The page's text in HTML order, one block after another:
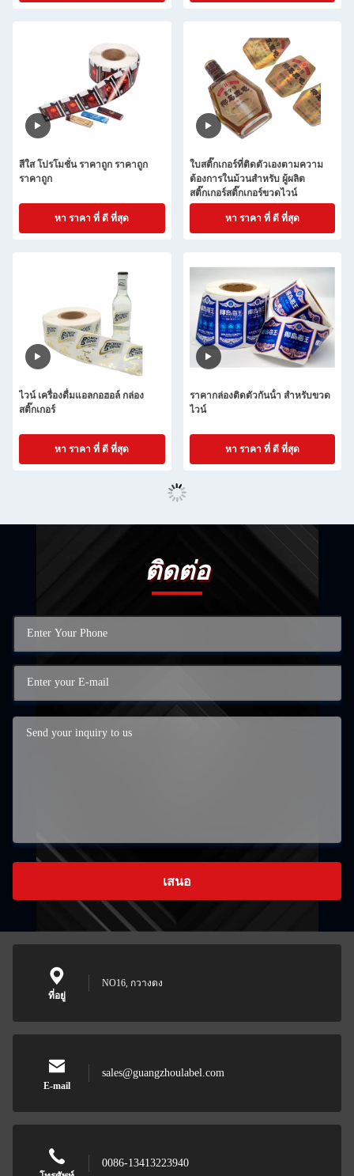
สีใส โปรโมชั่น ราคาถูก ราคาถูก
ราคาถูก
หา ราคา ที่ ดี ที่สุด
ใบสติ๊กเกอร์ที่ติดตัวเองตามความ
ต้องการในม้วนสําหรับ ผู้ผลิต
สติ๊กเกอร์สติ๊กเกอร์ขวดไวน์
หา ราคา ที่ ดี ที่สุด
ไวน์ เครื่องดื่มแอลกอฮอล์ กล่อง
สติ๊กเกอร์
หา ราคา ที่ ดี ที่สุด
ราคากล่องติดตัวกันน้ํา สําหรับขวด
ไวน์
หา ราคา ที่ ดี ที่สุด
ติดต่อ
เสนอ
ที่อยู่
NO16, กวางดง
E-mail
sales@guangzhoulabel.com
0086-13413223940